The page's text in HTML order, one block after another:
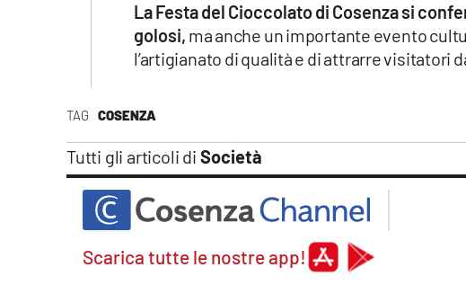
TAG COSENZA
Tutti gli articoli di Società
La Festa del Cioccolato di Cosenza si
golosi, ma anche un importante evento
l’artigianato di qualità e di attrarre visitatori
Scarica tutte le nostre app!